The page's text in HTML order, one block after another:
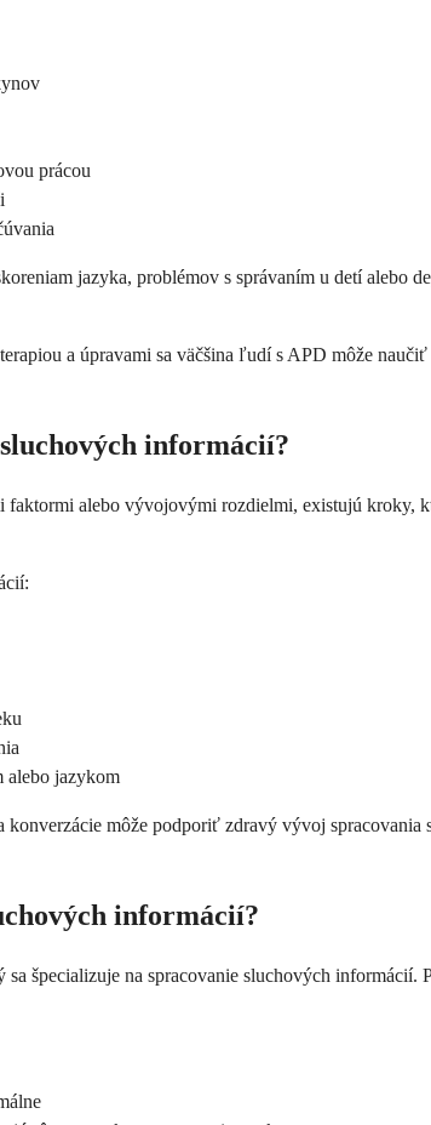
prácou
jazyka, problémov s správaním u detí alebo
a úpravami sa väčšina ľudí s APD môže
informácií?
alebo vývojovými rozdielmi, existujú kroky,
alebo jazykom
môže podporiť zdravý vývoj
informácií?
špecializuje na spracovanie sluchových